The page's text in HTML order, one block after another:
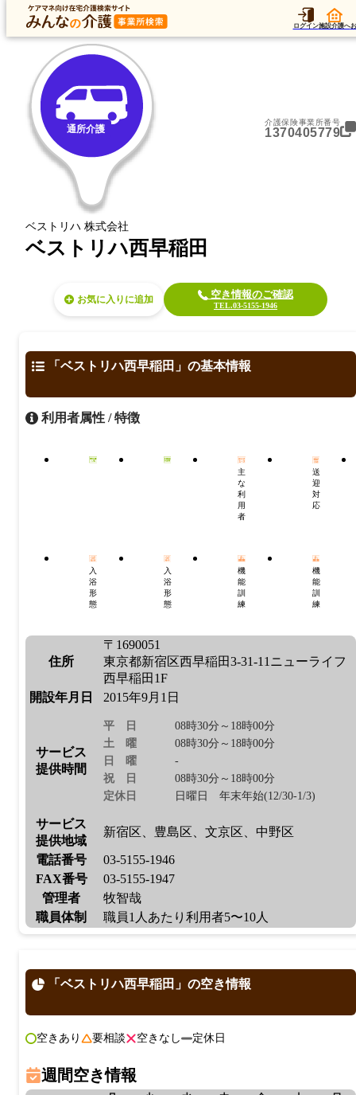
ログイン施設介護へ
トップ データ
トップ 東京都 新宿区 通所介護 ベストリハ西早稲田
通所介護
ベストリハ 株式会社
介護保険事業所番号
1370405779
ベストリハ西早稲田
お気に入り 空き情報のご確認
TEL.03-5155-1946
「ベストリハ西早稲田」の基本情報
利用者属性 / 特徴
主
な
利
用
者
送
迎
対
応
入
浴
形
態
入
浴
形
態
機
能
訓
練
機
能
訓
練
住所
〒1690051
東京都新宿区西早稲田3-31-11ニューライフ
西早稲田1F
開設年月日
2015年9月1日
サービス
提供時間
平日
08時30分～18時00分
土曜
08時30分～18時00分
日曜
-
祝日
08時30分～18時00分
定休日
日曜日 年末年始(12/30-1/3)
サービス
提供地域
新宿区、豊島区、文京区、中野区
電話番号
03-5155-1946
FAX番号
03-5155-1947
管理者
牧智哉
職員体制
職員1人あたり利用者5〜10人
「ベストリハ西早稲田」の空き情報
空きあり 要相談 空きなし 定休日
週間空き情報